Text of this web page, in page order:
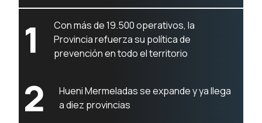
1
Con más de 19.500 operativos, la
Provincia refuerza su política de
prevención en todo el territorio
2
Hueni Mermeladas se expande y ya llega
a diez provincias